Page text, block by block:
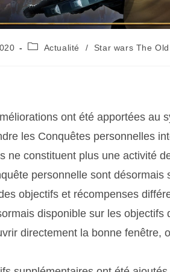
Actualité / Star wars The
ont été apportées au
les Conquêtes personnelles
ne constituent plus une activité
personnelle sont
objectifs et récompenses
disponible sur les
directement la bonne fenêtre,